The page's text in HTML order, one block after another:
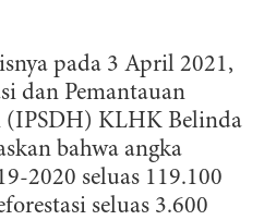
pada 3 April 2021,
dan Pemantauan
(IPSDH) KLHK Belinda
bahwa angka
2020 seluas 119.100
seluas 3.600